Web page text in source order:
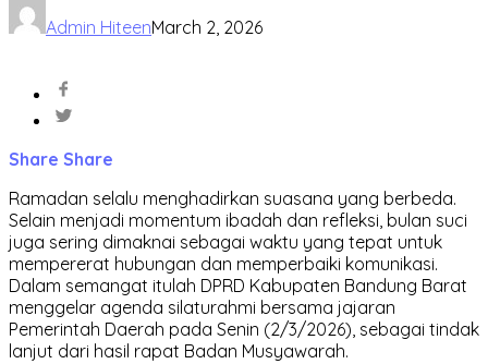
Admin HiteenMarch 2, 2026
Share Share
Ramadan selalu menghadirkan suasana yang berbeda.
Selain menjadi momentum ibadah dan refleksi, bulan suci
juga sering dimaknai sebagai waktu yang tepat untuk
mempererat hubungan dan memperbaiki komunikasi.
Dalam semangat itulah DPRD Kabupaten Bandung Barat
menggelar agenda silaturahmi bersama jajaran
Pemerintah Daerah pada Senin (2/3/2026), sebagai tindak
lanjut dari hasil rapat Badan Musyawarah.